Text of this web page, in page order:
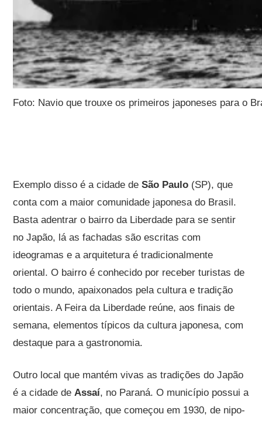
Foto: Navio que trouxe os primeiros japoneses para o
Exemplo disso é a cidade deSão Paulo (SP), que
conta com a maior comunidade japonesa do Brasil.
Basta adentrar o bairro da Liberdade para se sentir
no Japão, lá as fachadas são escritas com
ideogramas e a arquitetura é tradicionalmente
oriental. O bairro é conhecido por receber turistas de
todo o mundo, apaixonados pela cultura e tradição
orientais. A Feira da Liberdade reúne, aos finais de
semana, elementos típicos da cultura japonesa, com
destaque para a gastronomia.
Outro local que mantém vivas as tradições do Japão
é a cidade de Assaí, no Paraná. O município possui a
maior concentração, que começou em 1930, de nipo-